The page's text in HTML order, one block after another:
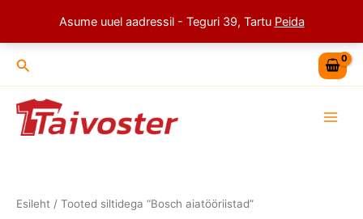
Asume uuel aadressil - Teguri 39, Tartu Peida
content
Search
Esileht / Tooted siltidega “Bosch aiatööriistad”